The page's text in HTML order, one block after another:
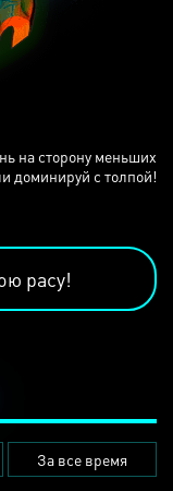
на сторону меньших
доминируй с толпой!
расу!
За все время